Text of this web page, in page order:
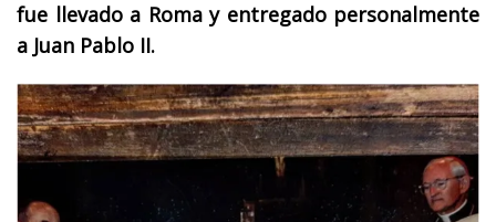
fue llevado a Roma y entregado personalmente
a Juan Pablo II.